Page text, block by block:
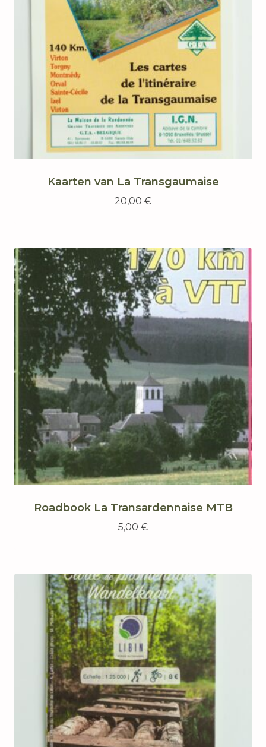
Kaarten van La Transgaumaise
20,00 €
Roadbook La Transardennaise MTB
5,00 €